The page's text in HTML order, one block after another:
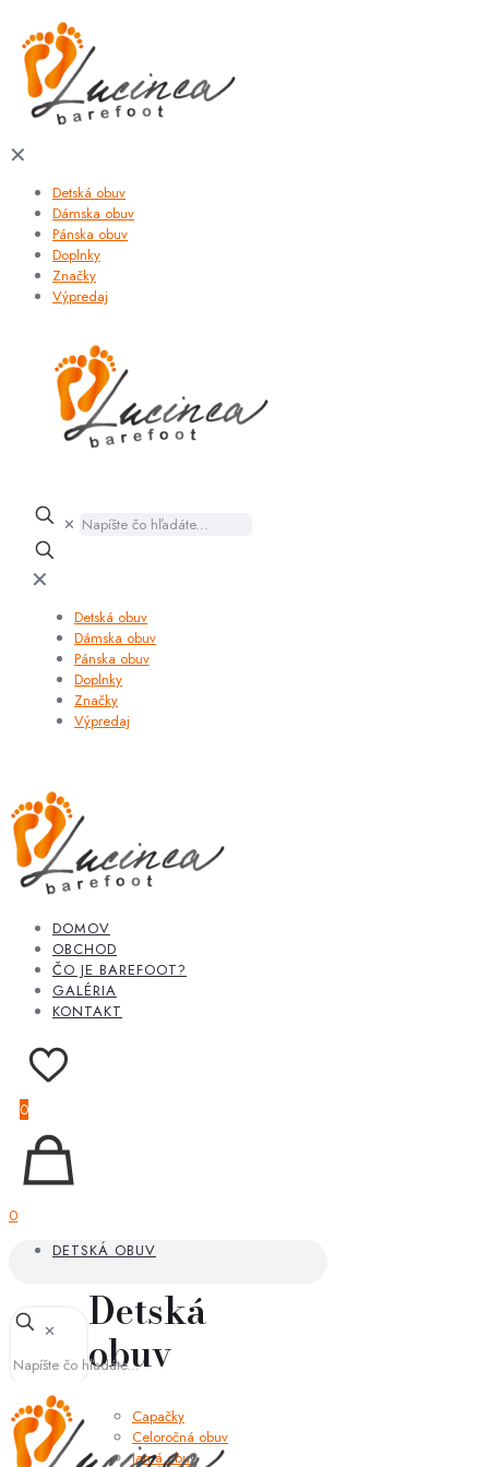
✕
Detská obuv
Dámska obuv
Pánska obuv
Doplnky
Značky
Výpredaj
✕
✕
Detská obuv
Dámska obuv
Pánska obuv
Doplnky
Značky
Výpredaj
DOMOV
OBCHOD
ČO JE BAREFOOT?
GALÉRIA
KONTAKT
0
0
DETSKÁ OBUV
Detská
obuv
Capačky
Celoročná obuv
Jarná obuv
✕